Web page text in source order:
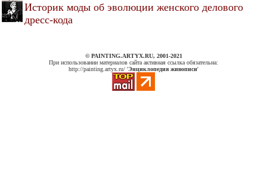
Историк моды об эволюции женского делового
дресс-кода
© PAINTING.ARTYX.RU, 2001-2021
При использовании материалов сайта активная ссылка обязательна:
http://painting.artyx.ru/ 'Энциклопедия живописи'